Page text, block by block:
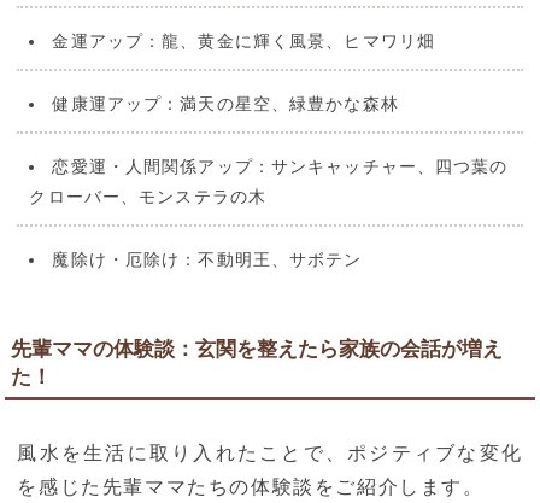
金運アップ：龍、黄金に輝く風景、ヒマワリ畑
健康運アップ：満天の星空、緑豊かな森林
恋愛運・人間関係アップ：サンキャッチャー、四つ葉の
クローバー、モンステラの木
魔除け・厄除け：不動明王、サボテン
先輩ママの体験談：玄関を整えたら家族の会話が増え
た！
風水を生活に取り入れたことで、ポジティブな変化
を感じた先輩ママたちの体験談をご紹介します。